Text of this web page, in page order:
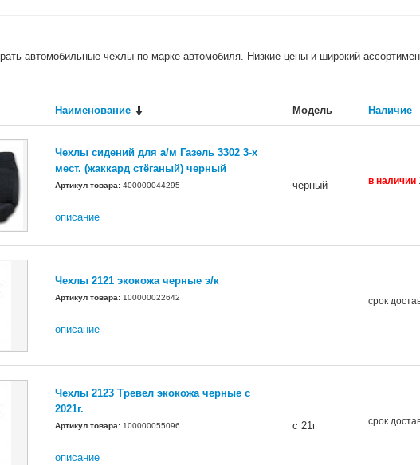
автомобильные чехлы по марке автомобиля. Низкие цены и широкий
Наименование Модель Наличие
Чехлы сидений для а/м Газель 3302 3-х
мест. (жаккард стёганый) черный
Артикул товара: 400000044295
описание
черный в наличии
Чехлы 2121 экокожа черные э/к
Артикул товара: 100000022642
описание
срок
Чехлы 2123 Тревел экокожа черные с
2021г.
Артикул товара: 100000055096
описание
с 21г срок